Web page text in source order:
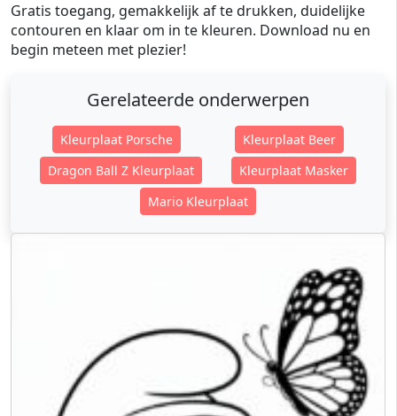
Gratis toegang, gemakkelijk af te drukken, duidelijke
contouren en klaar om in te kleuren. Download nu en
begin meteen met plezier!
Gerelateerde onderwerpen
Kleurplaat Porsche
Kleurplaat Beer
Dragon Ball Z Kleurplaat
Kleurplaat Masker
Mario Kleurplaat